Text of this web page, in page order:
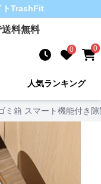
TrashFit
料無料
0 0
人気ランキング
ミ箱 スマート機能付き